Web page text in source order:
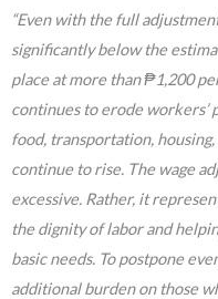
“Even with the full
significantly below the
place at more than ₱1,200
continues to erode workers’
food, transportation,
continue to rise. The wage
excessive. Rather, it
the dignity of labor and
basic needs. To postpone
additional burden on those